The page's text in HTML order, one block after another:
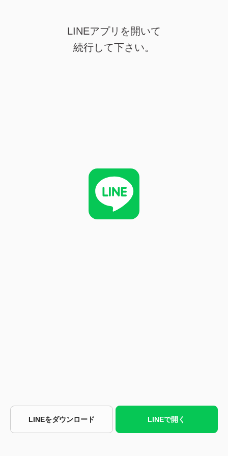
LINEアプリを開いて
続行して下さい。
LINEをダウンロード LINEで開く